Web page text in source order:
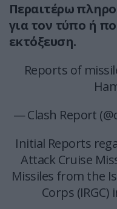
Περαιτέρω
για τον τύπο ή
εκτόξευση.
Reports of
— Clash Report
Initial Reports
Attack Cruise
Missiles from the
Corps